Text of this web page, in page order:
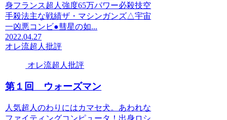
身フランス超人強度65万パワー必殺技空
手殺法主な戦績ザ・マシンガンズ△宇宙
一凶悪コンビ●彗星の如...
2022.04.27
オレ流超人批評
オレ流超人批評
第１回 ウォーズマン
人気超人のわりにはカマセ犬。あわれな